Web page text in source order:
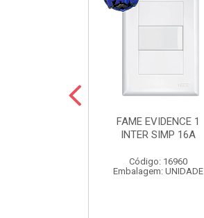
FAME EVIDENCE 1
INTER SIMP 16A
Código: 16960
Embalagem: UNIDADE